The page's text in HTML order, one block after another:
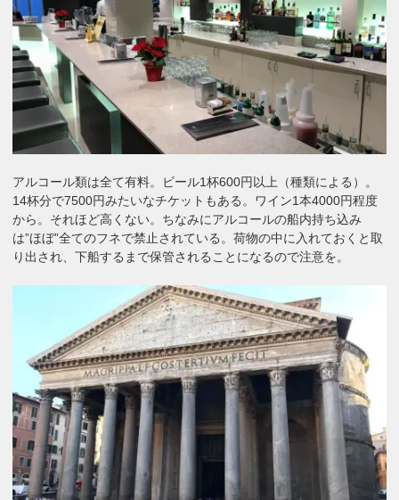
アルコール類は全て有料。ビール1杯600円以上（種類による）。
14杯分で7500円みたいなチケットもある。ワイン1本4000円程度
から。それほど高くない。ちなみにアルコールの船内持ち込み
は”ほぼ”全てのフネで禁止されている。荷物の中に入れておくと取
り出され、下船するまで保管されることになるので注意を。